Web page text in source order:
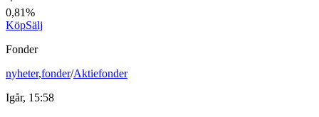
0,81%
KöpSälj
Fonder
nyheter,fonder/Aktiefonder
Igår, 15:58